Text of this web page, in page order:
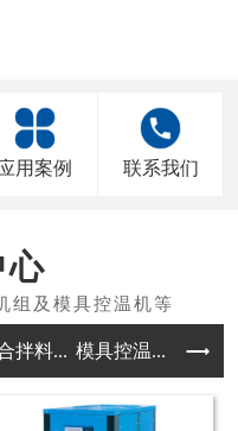
用案例 联系我们
心
拌料... 模具控温... 除湿